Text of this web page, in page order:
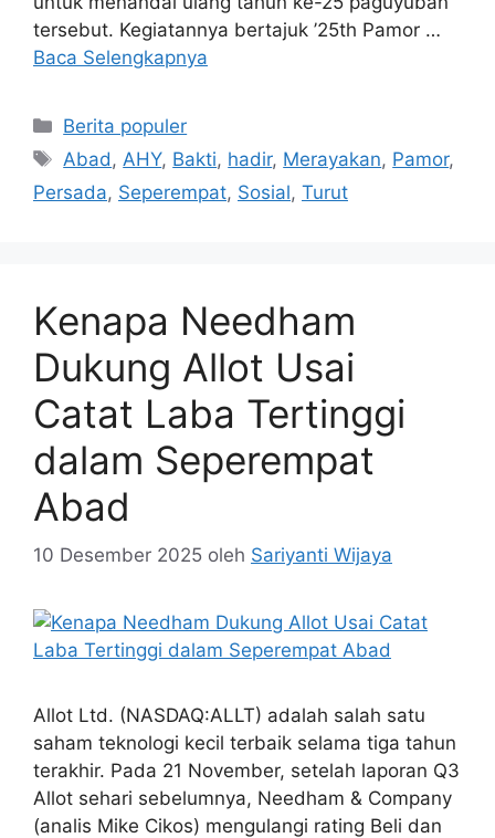
tersebut. Kegiatannya bertajuk ’25th Pamor …
Baca Selengkapnya
Kategori
Berita populer
Tag
Abad , AHY, Bakti, hadir, Merayakan, Pamor,
Persada, Seperempat, Sosial, Turut
Kenapa Needham
Dukung Allot Usai
Catat Laba Tertinggi
dalam Seperempat
Abad
10 Desember 2025 oleh Sariyanti Wijaya
Allot Ltd. (NASDAQ:ALLT) adalah salah satu
saham teknologi kecil terbaik selama tiga tahun
terakhir. Pada 21 November, setelah laporan Q3
Allot sehari sebelumnya, Needham & Company
(analis Mike Cikos) mengulangi rating Beli dan